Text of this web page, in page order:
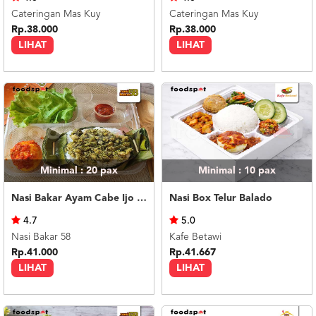
LIHAT
Cateringan Mas Kuy
Rp.38.000
LIHAT
Cateringan Mas Kuy
Rp.38.000
Minimal : 20pax
Nasi Bakar Ayam Cabe Ijo + Telor Balado
LIHAT
4.7
Nasi Bakar 58
Rp.41.000
Minimal : 10pax
Nasi Box Telur Balado
LIHAT
5.0
Kafe Betawi
Rp.41.667